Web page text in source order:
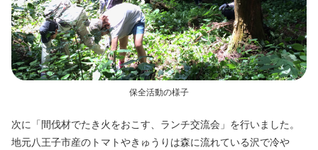
保全活動の様子
次に「間伐材でたき火をおこす、ランチ交流会」を行いました。
地元八王子市産のトマトやきゅうりは森に流れている沢で冷や